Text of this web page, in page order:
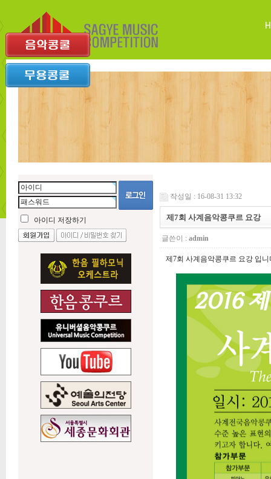
아이디 저장하기
작성일 : 16-08-31 13:32
제7회 사계음악콩쿠르 요강
글쓴이 : admin
제7회 사계음악콩쿠르 요강 입니